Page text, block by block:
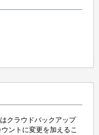
クラウドバックアップ
ントに変更を加えるこ